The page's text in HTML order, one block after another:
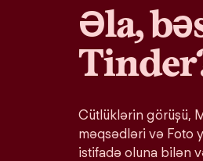
Əla,
Cütlüklərin görüşü,
məqsədləri və Foto
istifadə oluna bilən